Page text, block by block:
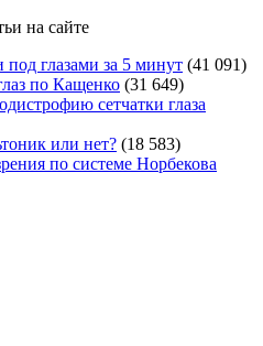
на сайте
глазами за 5 минут (41 091)
по Кащенко (31 649)
сетчатки глаза
или нет? (18 583)
по системе Норбекова